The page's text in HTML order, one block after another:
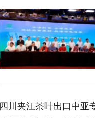
四川夹江茶叶出口中亚